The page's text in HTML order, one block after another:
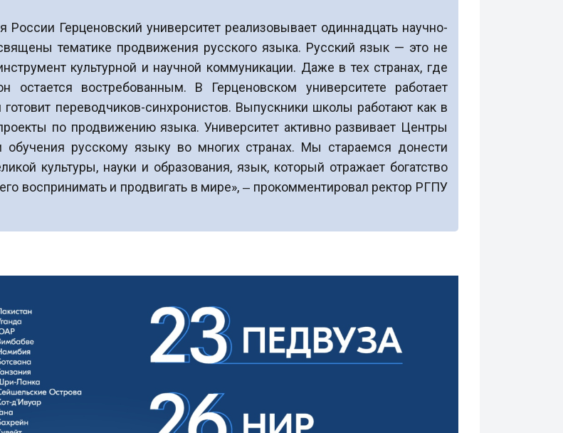
Герценовский университет реализовывает одиннадцать научно-
тематике продвижения русского языка. Русский язык — это не
культурной и научной коммуникации. Даже в тех странах, где
остается востребованным. В Герценовском университете работает
готовит переводчиков-синхронистов. Выпускники школы работают как в
по продвижению языка. Университет активно развивает Центры
обучения русскому языку во многих странах. Мы стараемся донести
культуры, науки и образования, язык, который отражает богатство
воспринимать и продвигать в мире», ‒ прокомментировал ректор РГПУ